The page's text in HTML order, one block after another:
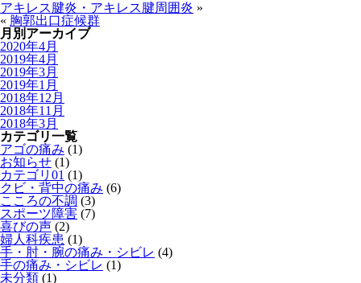
アキレス腱炎・アキレス腱周囲炎 »
« 胸郭出口症候群
月別アーカイブ
2020年4月
2019年4月
2019年3月
2019年1月
2018年12月
2018年11月
2018年3月
カテゴリ一覧
アゴの痛み (1)
お知らせ (1)
カテゴリ01 (1)
クビ・背中の痛み (6)
こころの不調 (3)
スポーツ障害 (7)
喜びの声 (2)
婦人科疾患 (1)
手・肘・腕の痛み・シビレ (4)
手の痛み・シビレ (1)
未分類 (1)